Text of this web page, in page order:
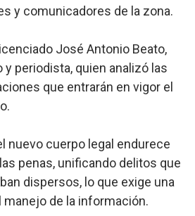
y comunicadores de la zona.
José Antonio Beato,
y periodista, quien analizó las
que entrarán en vigor el
nuevo cuerpo legal endurece
penas, unificando delitos que
dispersos, lo que exige una
manejo de la información.